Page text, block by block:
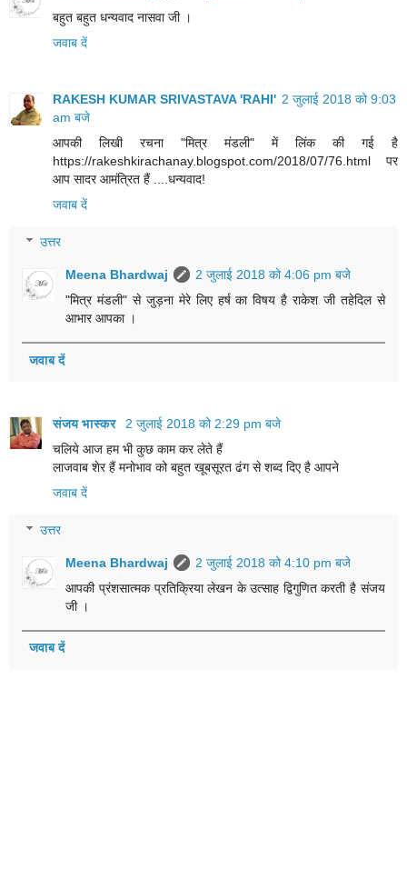
बहुत बहुत धन्यवाद नासवा जी ।
जवाब दें
RAKESH KUMAR SRIVASTAVA 'RAHI' 2 जुलाई 2018 को 9:03
am बजे
आपकी लिखी रचना "मित्र मंडली" में लिंक की गई है
https://rakeshkirachanay.blogspot.com/2018/07/76.html पर
आप सादर आमंत्रित हैं ....धन्यवाद !
जवाब दें
उत्तर
Meena Bhardwaj
2 जुलाई 2018 को 4:06 pm बजे
"मित्र मंडली" से जुड़ना मेरे लिए हर्ष का विषय है राकेश जी तहेदिल से
आभार आपका ।
जवाब दें
संजय भास्‍कर
2 जुलाई 2018 को 2:29 pm बजे
चलिये आज हम भी कुछ काम कर लेते हैं
लाजवाब शेर हैं मनोभाव को बहुत खूबसूरत ढंग से शब्द दिए है आपने
जवाब दें
उत्तर
Meena Bhardwaj
2 जुलाई 2018 को 4:10 pm बजे
आपकी प्रंशसात्मक प्रतिक्रिया लेखन के उत्साह द्विगुणित करती है संजय
जी ।
जवाब दें